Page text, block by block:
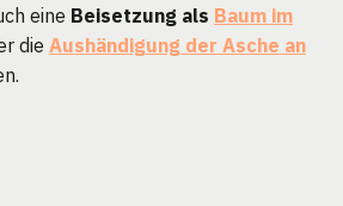
eine Beisetzung als Baum im
die Aushändigung der Asche an